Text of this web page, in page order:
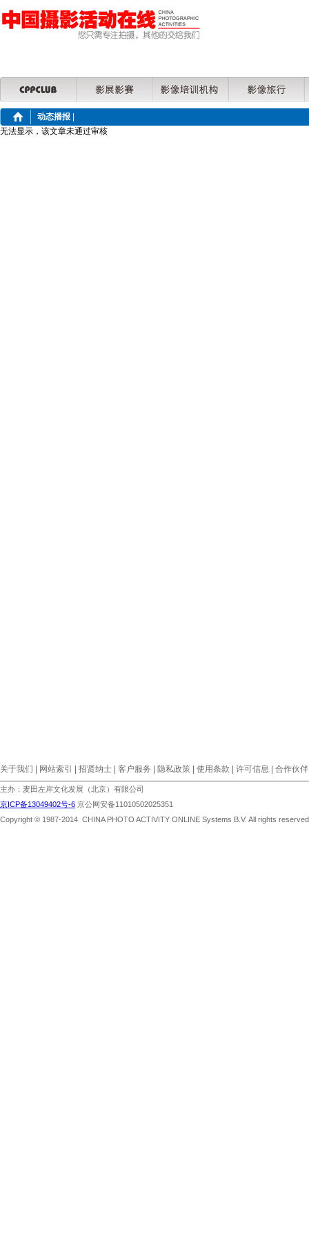
动态播报
无法显示，该文章未通过审核
关于我们 | 网站索引 | 招贤纳士 | 客户服务 | 隐私政策 | 使用条款 | 许可信息 | 合作伙伴
主办：麦田左岸文化发展（北京）有限公司
京ICP备13049402号-6 京公网安备11010502025351
Copyright © 1987-2014 CHINA PHOTO ACTIVITY ONLINE Systems B.V. All rights